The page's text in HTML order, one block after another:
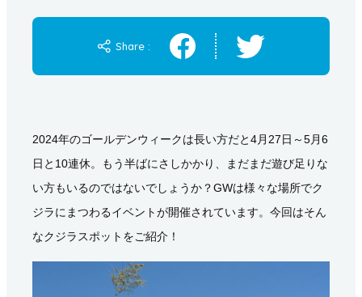
Share :
2024年のゴールデンウィークは長い方だと4月27日～5月6
日と10連休。もう半ばにさしかかり、まだまだ遊び足りな
い方もいるのではないでしょうか？GWは様々な場所でク
ジラにまつわるイベントが開催されています。今回はそん
なクジラスポットをご紹介！